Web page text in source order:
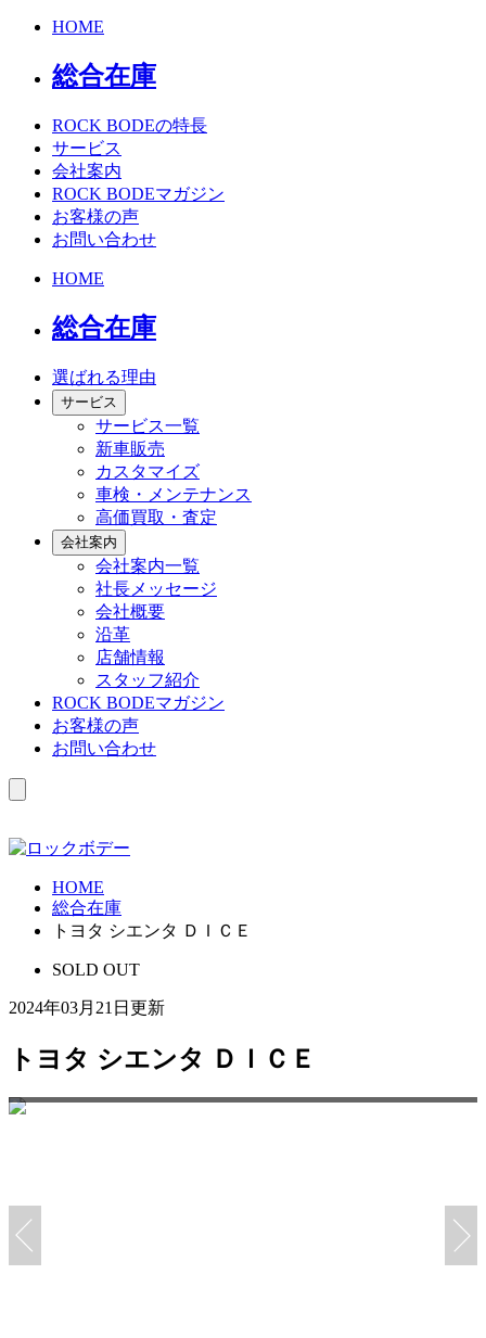
HOME
総合在庫
ROCK BODEの特長
サービス
会社案内
ROCK BODEマガジン
お客様の声
お問い合わせ
HOME
総合在庫
選ばれる理由
サービス
サービス一覧
新車販売
カスタマイズ
車検・メンテナンス
高価買取・査定
会社案内
会社案内一覧
社長メッセージ
会社概要
沿革
店舗情報
スタッフ紹介
ROCK BODEマガジン
お客様の声
お問い合わせ
HOME
総合在庫
トヨタ シエンタ ＤＩＣＥ
SOLD OUT
2024年03月21日更新
トヨタ シエンタ ＤＩＣＥ